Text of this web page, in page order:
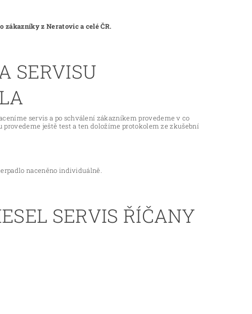
z Neratovic a celé ČR.
SERVISU
servis a po schválení zákazníkem provedeme v co
ještě test a ten doložíme protokolem ze zkušební
naceněno individuálně.
SERVIS ŘÍČANY